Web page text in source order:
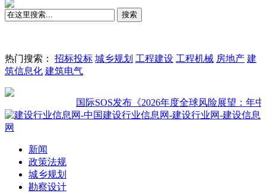
搜索
热门搜索： 招标投标 城乡规划 工程建设 工程机械 房地产 建
筑信息化 建筑电气
国际SOS发布《2026年度全球风险展望：年中复
新闻
政策法规
城乡规划
勘察设计